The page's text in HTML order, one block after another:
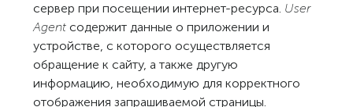
сервер при посещении интернет-ресурса. User
Agent содержит данные о приложении и
устройстве, с которого осуществляется
обращение к сайту, а также другую
информацию, необходимую для корректного
отображения запрашиваемой страницы.